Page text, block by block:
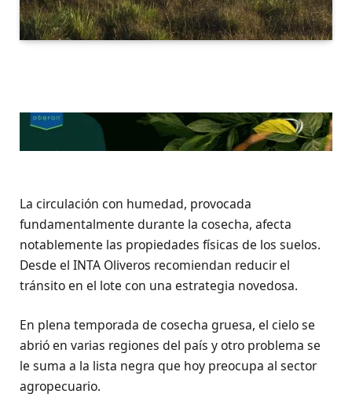
La circulación con humedad, provocada
fundamentalmente durante la cosecha, afecta
notablemente las propiedades físicas de los suelos.
Desde el INTA Oliveros recomiendan reducir el
tránsito en el lote con una estrategia novedosa.
En plena temporada de cosecha gruesa, el cielo se
abrió en varias regiones del país y otro problema se
le suma a la lista negra que hoy preocupa al sector
agropecuario.